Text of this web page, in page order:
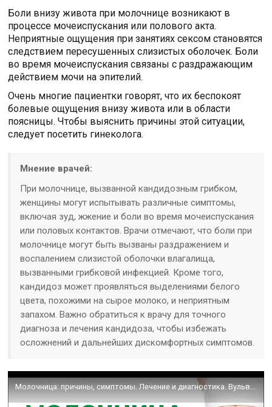
Боли внизу живота при молочнице возникают в
процессе мочеиспускания или полового акта.
Неприятные ощущения при занятиях сексом становятся
следствием пересушенных слизистых оболочек. Боли
во время мочеиспускания связаны с раздражающим
действием мочи на эпителий.
Очень многие пациентки говорят, что их беспокоят
болевые ощущения внизу живота или в области
поясницы. Чтобы выяснить причины этой ситуации,
следует посетить гинеколога.
Мнение врачей:
При молочнице, вызванной кандидозным грибком,
женщины могут испытывать различные симптомы,
включая зуд, жжение и боли во время мочеиспускания
или половых контактов. Врачи отмечают, что боли при
молочнице могут быть вызваны раздражением и
воспалением слизистой оболочки влагалища,
вызванными грибковой инфекцией. Кроме того,
кандидоз может проявляться выделениями белого
цвета, похожими на сырое молоко, и неприятным
запахом. Важно обратиться к врачу для точного
диагноза и лечения кандидоза, чтобы избежать
осложнений и дальнейших дискомфортных симптомов.
Молочница: причины, симптомы. Лечение и диагностика. Вульвовагинальный кандидоз у женщин и девушек.